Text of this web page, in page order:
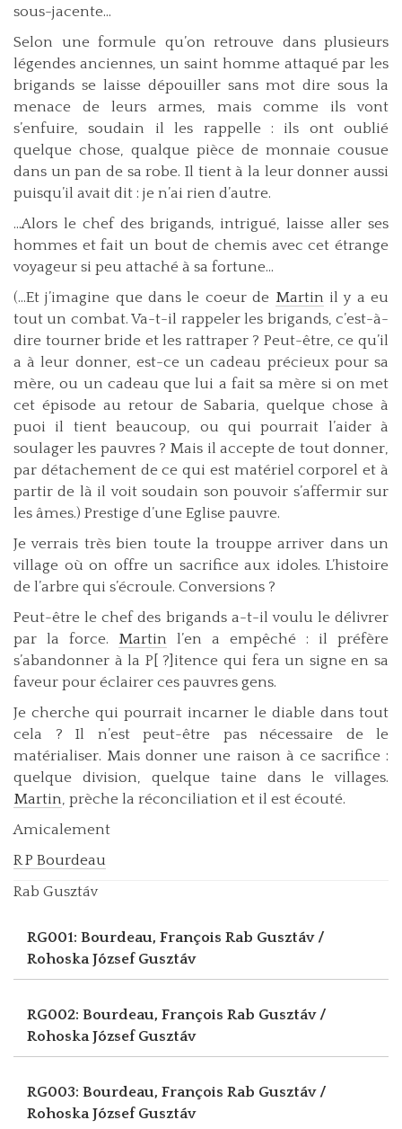
sous-jacente...
Selon une formule qu’on retrouve dans plusieurs
légendes anciennes, un saint homme attaqué par les
brigands se laisse dépouiller sans mot dire sous la
menace de leurs armes, mais comme ils vont
s’enfuire, soudain il les rappelle : ils ont oublié
quelque chose, qualque pièce de monnaie cousue
dans un pan de sa robe. Il tient à la leur donner aussi
puisqu’il avait dit : je n’ai rien d’autre.
...Alors le chef des brigands, intrigué, laisse aller ses
hommes et fait un bout de chemis avec cet étrange
voyageur si peu attaché à sa fortune...
(...Et j’imagine que dans le coeur de Martin il y a eu
tout un combat. Va-t-il rappeler les brigands, c’est-à-
dire tourner bride et les rattraper ? Peut-être, ce qu’il
a à leur donner, est-ce un cadeau précieux pour sa
mère, ou un cadeau que lui a fait sa mère si on met
cet épisode au retour de Sabaria, quelque chose à
puoi il tient beaucoup, ou qui pourrait l’aider à
soulager les pauvres ? Mais il accepte de tout donner,
par détachement de ce qui est matériel corporel et à
partir de là il voit soudain son pouvoir s’affermir sur
les âmes.) Prestige d’une Eglise pauvre.
Je verrais très bien toute la trouppe arriver dans un
village où on offre un sacrifice aux idoles. L’histoire
de l’arbre qui s’écroule. Conversions ?
Peut-être le chef des brigands a-t-il voulu le délivrer
par la force. Martin l’en a empêché : il préfère
s’abandonner à la P[ ?]itence qui fera un signe en sa
faveur pour éclairer ces pauvres gens.
Je cherche qui pourrait incarner le diable dans tout
cela ? Il n’est peut-être pas nécessaire de le
matérialiser. Mais donner une raison à ce sacrifice :
quelque division, quelque taine dans le villages.
Martin, prèche la réconciliation et il est écouté.
Amicalement
R P Bourdeau
Rab Gusztáv
RG001: Bourdeau, François Rab Gusztáv /
Rohoska József Gusztáv
RG002: Bourdeau, François Rab Gusztáv /
Rohoska József Gusztáv
RG003: Bourdeau, François Rab Gusztáv /
Rohoska József Gusztáv